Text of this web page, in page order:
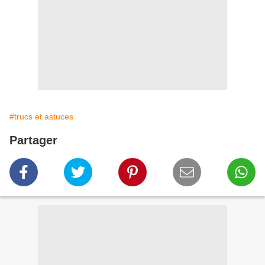
#trucs et astuces
Partager